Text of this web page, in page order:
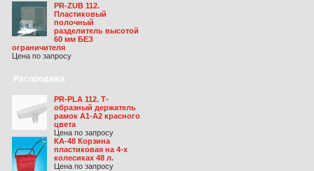
PR-ZUB 112.
Пластиковый
полочный
разделитель высотой
60 мм БЕЗ
ограничителя
Цена по запросу
Распродажа
PR-PLA 112. Т-
образный держатель
рамок А1-А2 красного
цвета
Цена по запросу
КА-48 Корзина
пластиковая на 4-х
колесиках 48 л.
Цена по запросу